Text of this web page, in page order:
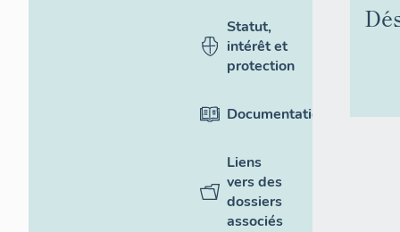
Statut,
intérêt et
protection
Documentation
Liens
vers des
dossiers
associés